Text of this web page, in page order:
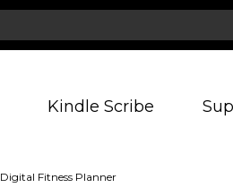
Kindle Scribe
Digital Fitness Planner